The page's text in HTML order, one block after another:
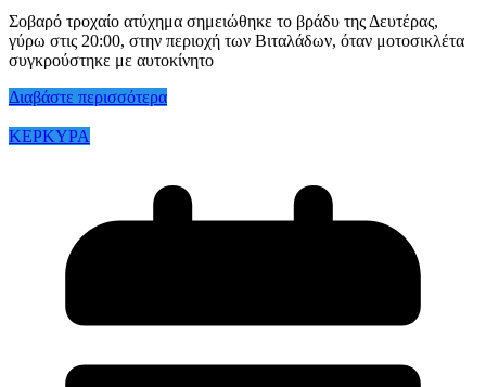
Σοβαρό τροχαίο ατύχημα σημειώθηκε το βράδυ της Δευτέρας,
γύρω στις 20:00, στην περιοχή των Βιταλάδων, όταν μοτοσικλέτα
συγκρούστηκε με αυτοκίνητο
Διαβάστε περισσότερα
ΚΕΡΚΥΡΑ